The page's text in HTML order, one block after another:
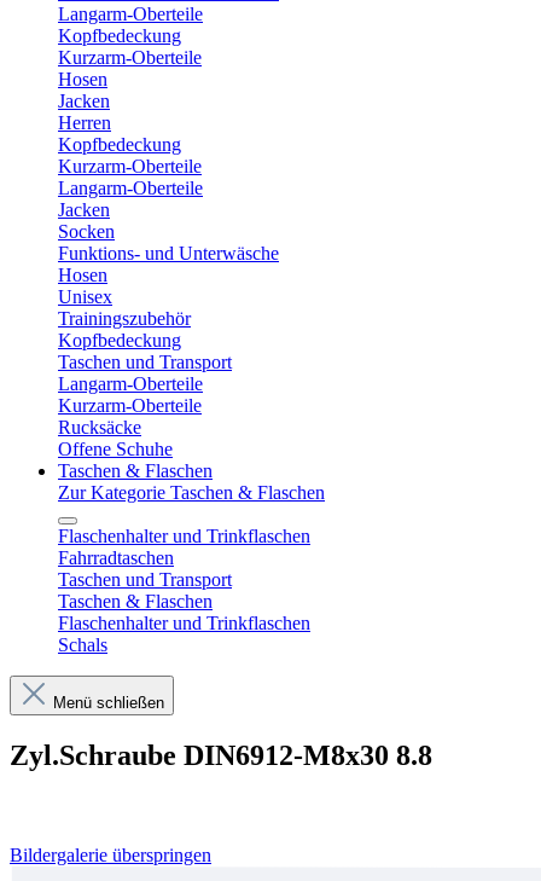
Langarm-Oberteile
Kopfbedeckung
Kurzarm-Oberteile
Hosen
Jacken
Herren
Kopfbedeckung
Kurzarm-Oberteile
Langarm-Oberteile
Jacken
Socken
Funktions- und Unterwäsche
Hosen
Unisex
Trainingszubehör
Kopfbedeckung
Taschen und Transport
Langarm-Oberteile
Kurzarm-Oberteile
Rucksäcke
Offene Schuhe
Taschen & Flaschen
Zur Kategorie Taschen & Flaschen
Flaschenhalter und Trinkflaschen
Fahrradtaschen
Taschen und Transport
Taschen & Flaschen
Flaschenhalter und Trinkflaschen
Schals
Menü schließen
Zyl.Schraube DIN6912-M8x30 8.8
Bildergalerie überspringen